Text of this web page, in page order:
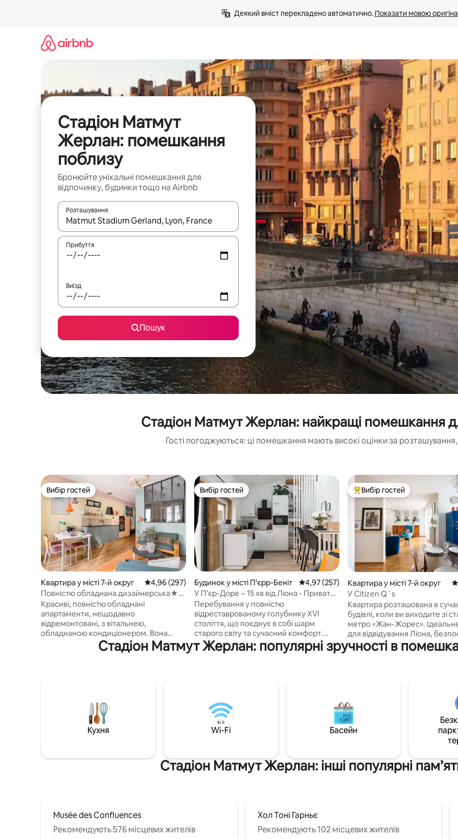
Деякий вміст перекладено автоматично. Показати мовою
Стадіон Матмут
Жерлан: помешкання
поблизу
Бронюйте унікальні помешкання для
відпочинку, будинки тощо на Airbnb
Розташування
Отримавши результати пошуку, використовуйте для навігації сторінкою клавіші зі стрілками вгору та вниз або
Прибуття
Виїзд
Пошук
Стадіон Матмут Жерлан: найкращі помешкання
Гості погоджуються: ці помешкання мають високі оцінки за
Вибір гостей
Вибір гостей
Квартира у місті 7-й округ Середня оцінка: 4,96 з 5, відгуки: 297
4,96 (297)
Повністю обладнана дизайнерська★
квартира в центрі Ліона ★
Красиві, повністю обладнані
апартаменти, нещодавно
відремонтовані, з вітальнею,
обладнаною кондиціонером. Вона
розташована в дуже динамічному
районі Жан-Масе. Поблизу
(оптоволоконний), пральна машина,
телевізор (Netflix і Chromecast),
холодильник, духовка, мікрохвильова
піч, індукційна плита з 3 конфорками,
Надається постільна білизна.
Вибір гостей
Вибір гостей
Будинок у місті П'єрр-Беніт Середня оцінка: 4,97 з 5, відгуки: 257
4,97 (257)
У П’єр-Доре ~ 15 хв від Ліона - Приватна
автостоянка
Перебування у повністю
відреставрованому голубнику XVI
століття, що поєднує в собі шарм
старого світу та сучасний комфорт.
Справжній притулок для двох у
спокійному оточенні, ідеально
150 м (≈ 20 хв від Ліона) 🏥 Лікарня Lyon
Sud – 15 хвилин пішки 🏟️ Стадіон
Groupama / LDLC Arena (≈ 23 хв) 🛍️
Зручності за 100 м Куріння заборонено
Топ вибір гостей
Вибір гостей
Квартира у місті 7-й округ
У Citizen Q´s
Квартира розташована в
будівлі, коли ви виходите зі
метро «Жан-Жорес».
для відвідування Ліона,
доступ до багатьох
'єктів, концертних залів, з'
ігровий майданчик
підніжжя будівлі, Пекарня та
супермаркет з іншого боку
Фермерський/ фруктовий та
Стадіон Матмут Жерлан: популярні зручності в
Кухня Wi-Fi Басейн
Стадіон Матмут Жерлан: інші популярні
Musée des Confluences
Рекомендують 576 місцевих жителів
Хол Тоні Гарньє
Рекомендують 102 місцевих жителів